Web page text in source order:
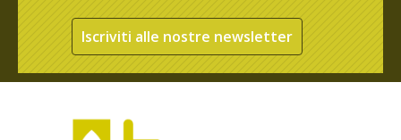
Iscriviti alle nostre newsletter